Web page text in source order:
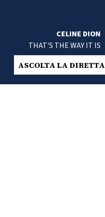
CELINE DION
THAT'S THE WAY IT IS
ASCOLTA LA DIRETTA